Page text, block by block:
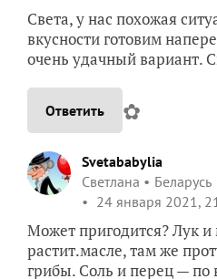
Света, у нас похожая
вкусности готовим
очень удачный вариант.
Ответить ✿
Svetababylia
Светлана
Беларусь
24 января 2021,
Может пригодится? Лук
растит.масле, там же
грибы. Соль и перец — по